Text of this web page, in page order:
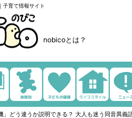
子育て情報サイト
nobicoとは？
」どう違うか説明できる？ 大人も迷う同音異義